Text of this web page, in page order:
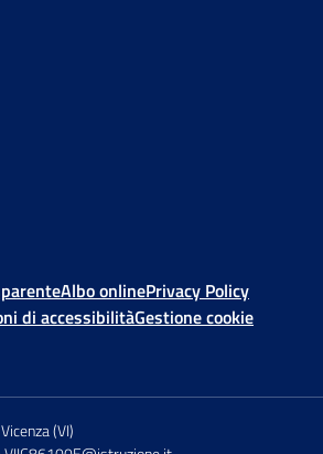
Albo onlinePrivacy Policy
di accessibilitàGestione cookie
(VI)